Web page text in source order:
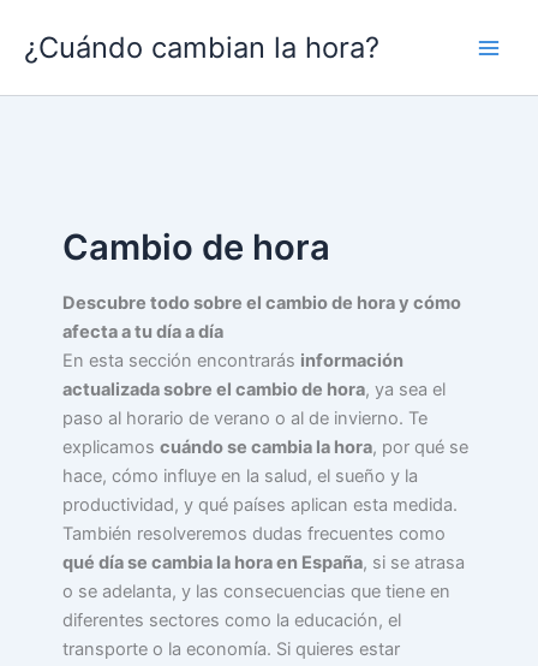
contenido
¿Cuándo cambian la hora?
Cambio de hora
Descubre todo sobre el cambio de hora y cómo
afecta a tu día a día
En esta sección encontrarás información
actualizada sobre el cambio de hora, ya sea el
paso al horario de verano o al de invierno. Te
explicamos cuándo se cambia la hora, por qué se
hace, cómo influye en la salud, el sueño y la
productividad, y qué países aplican esta medida.
También resolveremos dudas frecuentes como
qué día se cambia la hora en España, si se atrasa
o se adelanta, y las consecuencias que tiene en
diferentes sectores como la educación, el
transporte o la economía. Si quieres estar